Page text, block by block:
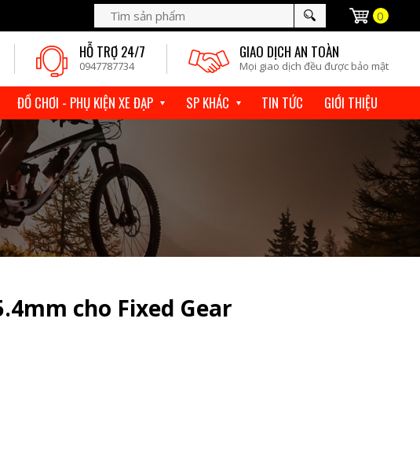
0
HỖ TRỢ 24/7
0947787734
GIAO DỊCH AN TOÀN
Mọi giao dịch đều được bảo mật
ĐỒ CHƠI - PHỤ KIỆN XE ĐẠP SP KHÁC TIN TỨC GIỚI THIỆU
cho Fixed Gear